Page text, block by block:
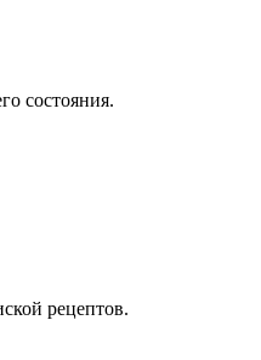
состояния.
рецептов.